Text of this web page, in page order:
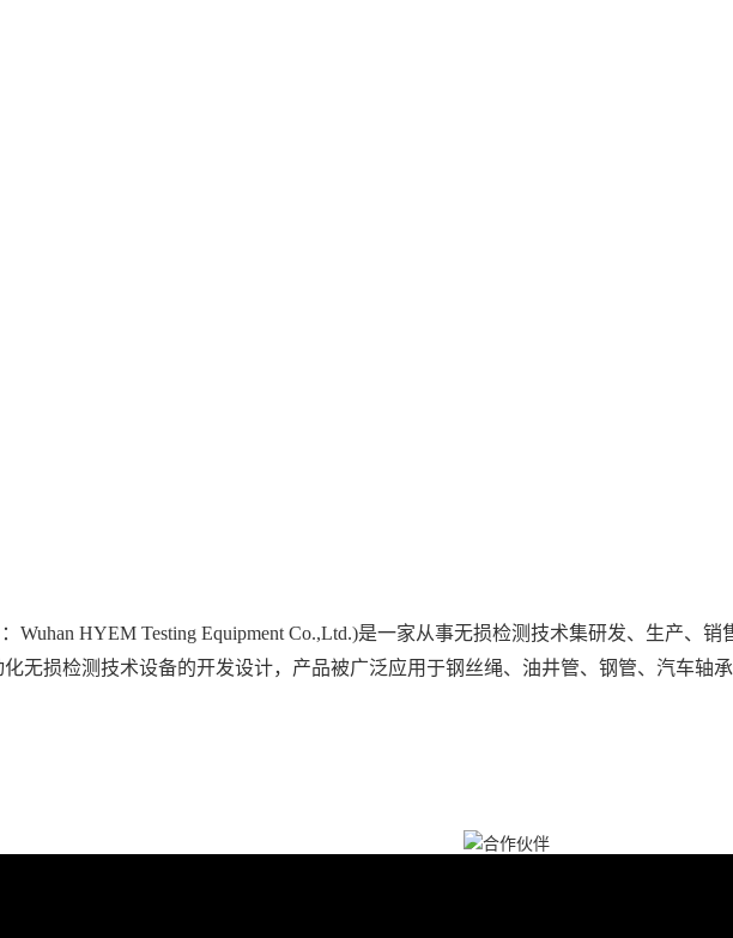
Wuhan HYEM Testing Equipment Co.,Ltd.)是一家从事无损检测技术集研发、生产、
无损检测技术设备的开发设计，产品被广泛应用于钢丝绳、油井管、钢管、汽车轴